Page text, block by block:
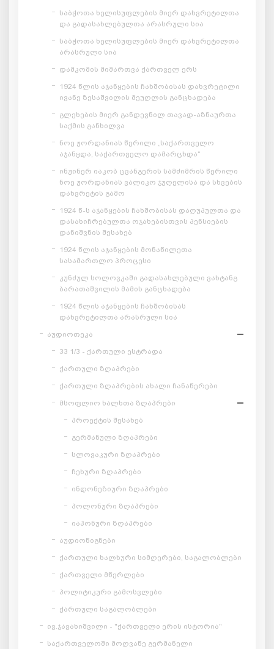
საბჭოთა ხელისუფლების მიერ დახვრეტილთა
და გადასახლებულთა არასრული სია
საბჭოთა ხელისუფლების მიერ დახვრეტილთა
არასრული სია
დამკომის მიმართვა ქართველ ერს
1924 წლის აჯანყების ჩახშობისას დახვრეტილი
ივანე ზესაშვილის მეუღლის განცხადება
გლეხების მიერ განდევნილ თავად-აზნაურთა
საქმის განხილვა
ნოე ჟორდანიას წერილი „საქართველო
აჯანყდა, საქართველო დამარცხდა“
ინჟინერ იაკობ ცვანგერის სამძიმრის წერილი
ნოე ჟორდანიას ვალიკო ჯუღელისა და სხვების
დახვრეტის გამო
1924 წ-ს აჯანყების ჩახშობისას დაღუპულთა და
დასახიჩრებულთა ოჯახებისთვის პენსიების
დანიშვნის შესახებ
1924 წლის აჯანყების მონაწილეთა
სასამართლო პროცესი
კუნძულ სოლოვკაში გადასახლებული ვახტანგ
ბარათაშვილის მამის განცხადება
1924 წლის აჯანყების ჩახშობისას
დახვრეტილთა არასრული სია
აუდიოთეკა
33 1/3 - ქართული ესტრადა
ქართული ზღაპრები
ქართული ზღაპრების ახალი ჩანაწერები
მსოფლიო ხალხთა ზღაპრები
პროექტის შესახებ
გერმანული ზღაპრები
სლოვაკური ზღაპრები
ჩეხური ზღაპრები
ინდონეზიური ზღაპრები
პოლონური ზღაპრები
იაპონური ზღაპრები
აუდიოწიგნები
ქართული ხალხური სიმღერები, საგალობლები
ქართველი მწერლები
პოლიტიკური გამოსვლები
ქართული საგალობლები
ივ.ჯავახიშვილი - "ქართველი ერის ისტორია"
საქართველოში მოღვაწე გერმანელი